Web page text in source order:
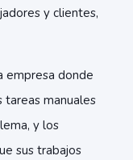
y clientes,
empresa donde
tareas manuales
y los
sus trabajos